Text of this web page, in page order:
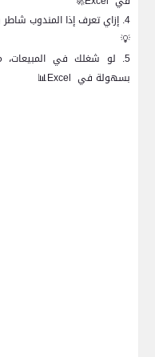
4. إزاي تعرف إذا المندوب شاطر ولا لا؟ جرب المعادلة دي في شيت المبيعات
💡
5. لو شغلك في المبيعات،
بسهولة في Excel
📊